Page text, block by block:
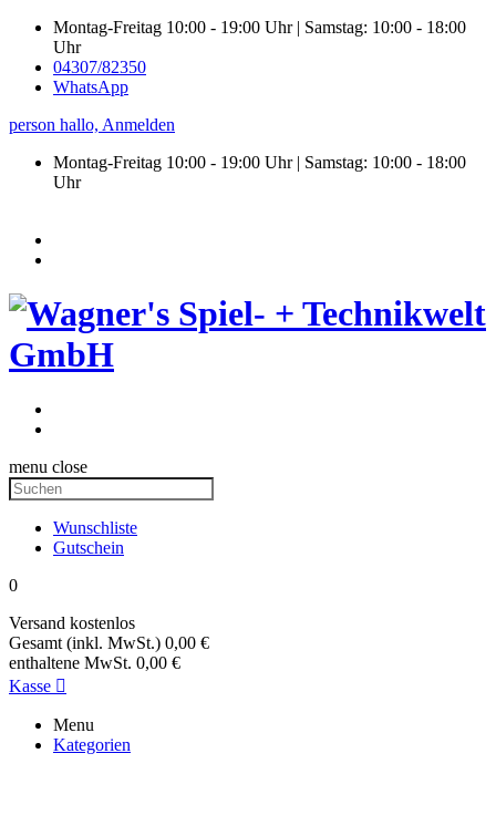
Montag-Freitag 10:00 - 19:00 Uhr | Samstag: 10:00 - 18:00
Uhr
04307/82350
WhatsApp
person hallo, Anmelden
Montag-Freitag 10:00 - 19:00 Uhr | Samstag: 10:00 - 18:00
Uhr
menu close
Wunschliste
Gutschein
0
Versand kostenlos
Gesamt (inkl. MwSt.) 0,00 €
enthaltene MwSt. 0,00 €
Kasse 
Menu
Kategorien